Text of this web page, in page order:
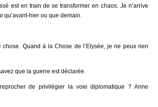
est en train de se transformer en chaos. Je n’arrive
qu’avant-hier ou que demain.
Quand à la Chose de l’Elysée, je ne peux rien
que la guerre est déclarée.
de privilégier la voie diplomatique ? Anne